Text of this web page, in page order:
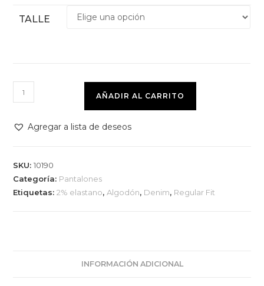
TALLE
AÑADIR AL CARRITO
Agregar a lista de deseos
SKU:10190
Categoría: Pantalones
Etiquetas:2% elastano,Algodón, Denim, Regular Fit
INFORMACIÓN ADICIONAL